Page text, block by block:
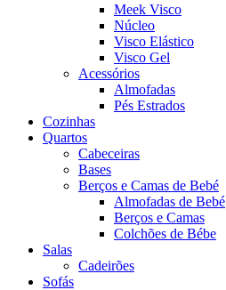
Meek Visco
Núcleo
Visco Elástico
Visco Gel
Acessórios
Almofadas
Pés Estrados
Cozinhas
Quartos
Cabeceiras
Bases
Berços e Camas de Bebé
Almofadas de Bebé
Berços e Camas
Colchões de Bébe
Salas
Cadeirões
Sofás